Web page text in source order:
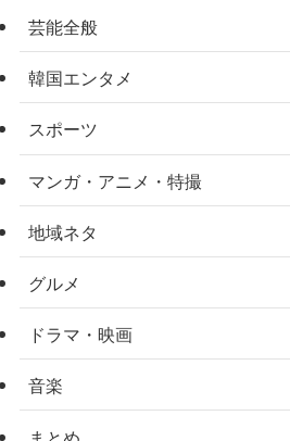
芸能全般
韓国エンタメ
スポーツ
マンガ・アニメ・特撮
地域ネタ
グルメ
ドラマ・映画
音楽